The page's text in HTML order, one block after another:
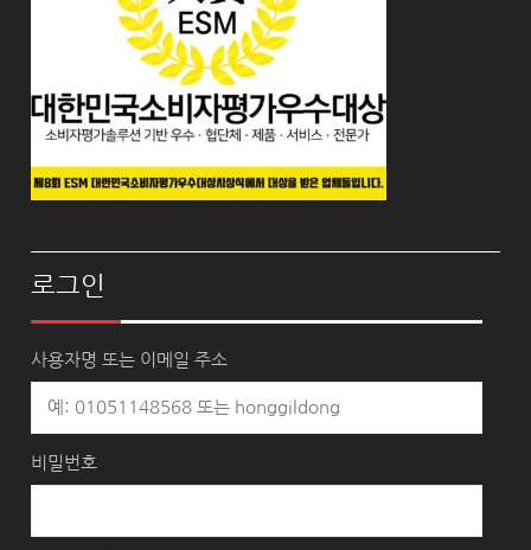
로그인
사용자명 또는 이메일 주소
비밀번호